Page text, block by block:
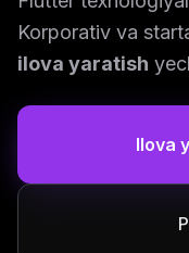
Korporativ va
ilova yaratish
Ilova